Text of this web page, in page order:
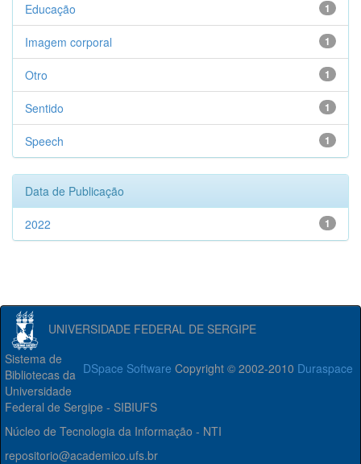
1
Educação
1
Imagem corporal
1
Otro
1
Sentido
1
Speech
Data de Publicação
1
2022
UNIVERSIDADE FEDERAL DE SERGIPE
DSpace Software Copyright © 2002-2010 Duraspace
Sistema de
Bibliotecas da
Universidade
Federal de Sergipe - SIBIUFS
Núcleo de Tecnologia da Informação - NTI
repositorio@academico.ufs.br